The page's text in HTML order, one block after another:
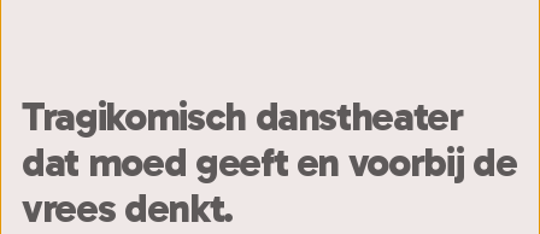
Tragikomisch danstheater
dat moed geeft en voorbij de
vrees denkt.